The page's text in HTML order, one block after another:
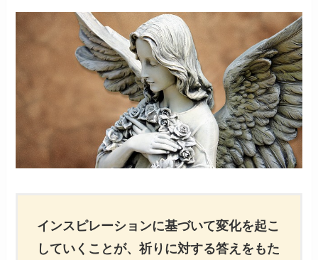
インスピレーションに基づいて変化を起こ
していくことが、祈りに対する答えをもた